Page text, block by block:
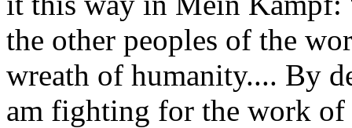
the other peoples of the
wreath of humanity.... By
am fighting for the work of